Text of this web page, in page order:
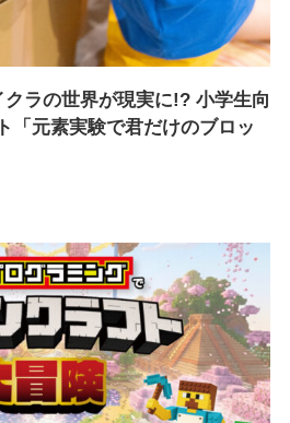
クラの世界が現実に!? 小学生向
「元素実験で君だけのブロッ